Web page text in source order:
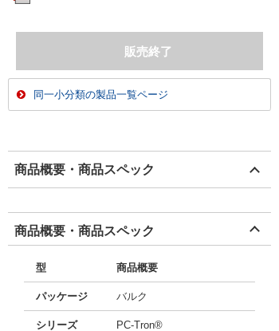
同一小分類の製品一覧ページ
商品概要・商品スペック
商品概要・商品スペック
型 商品概要
パッケージ バルク
シリーズ PC-Tron®